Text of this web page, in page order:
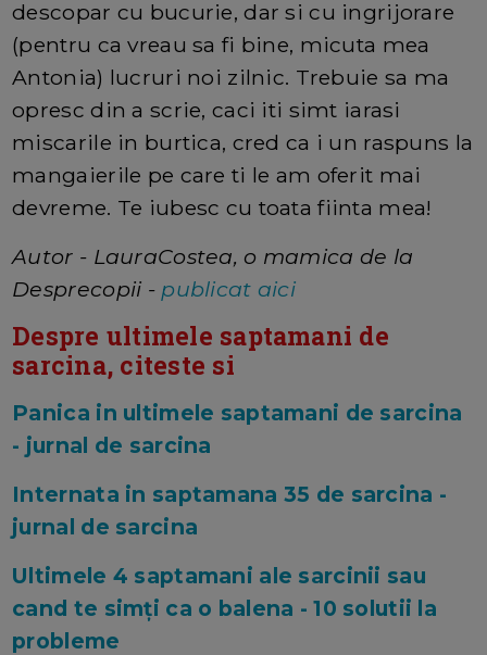
descopar cu bucurie, dar si cu ingrijorare
(pentru ca vreau sa fi bine, micuta mea
Antonia) lucruri noi zilnic. Trebuie sa ma
opresc din a scrie, caci iti simt iarasi
miscarile in burtica, cred ca i un raspuns la
mangaierile pe care ti le am oferit mai
devreme. Te iubesc cu toata fiinta mea!
Autor - LauraCostea, o mamica de la
Desprecopii - publicat aici
Despre ultimele saptamani de
sarcina, citeste si
Panica in ultimele saptamani de sarcina
- jurnal de sarcina
Internata in saptamana 35 de sarcina -
jurnal de sarcina
Ultimele 4 saptamani ale sarcinii sau
cand te simți ca o balena - 10 solutii la
probleme